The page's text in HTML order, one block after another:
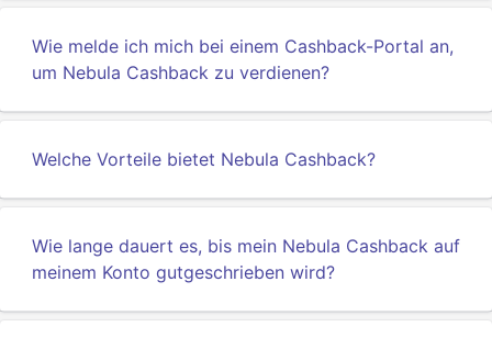
Wie melde ich mich bei einem Cashback-Portal an,
um Nebula Cashback zu verdienen?
Welche Vorteile bietet Nebula Cashback?
Wie lange dauert es, bis mein Nebula Cashback auf
meinem Konto gutgeschrieben wird?